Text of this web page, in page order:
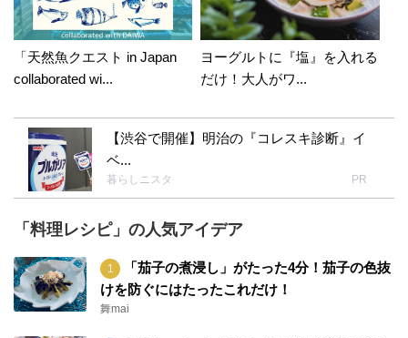
「天然魚クエスト in Japan
collaborated wi...
ヨーグルトに『塩』を入れる
だけ！大人がワ...
【渋谷で開催】明治の『コレスキ診断』イ
ベ...
暮らしニスタ PR
「料理レシピ」の人気アイデア
「茄子の煮浸し」がたった4分！茄子の色抜
けを防ぐにはたったこれだけ！
舞mai